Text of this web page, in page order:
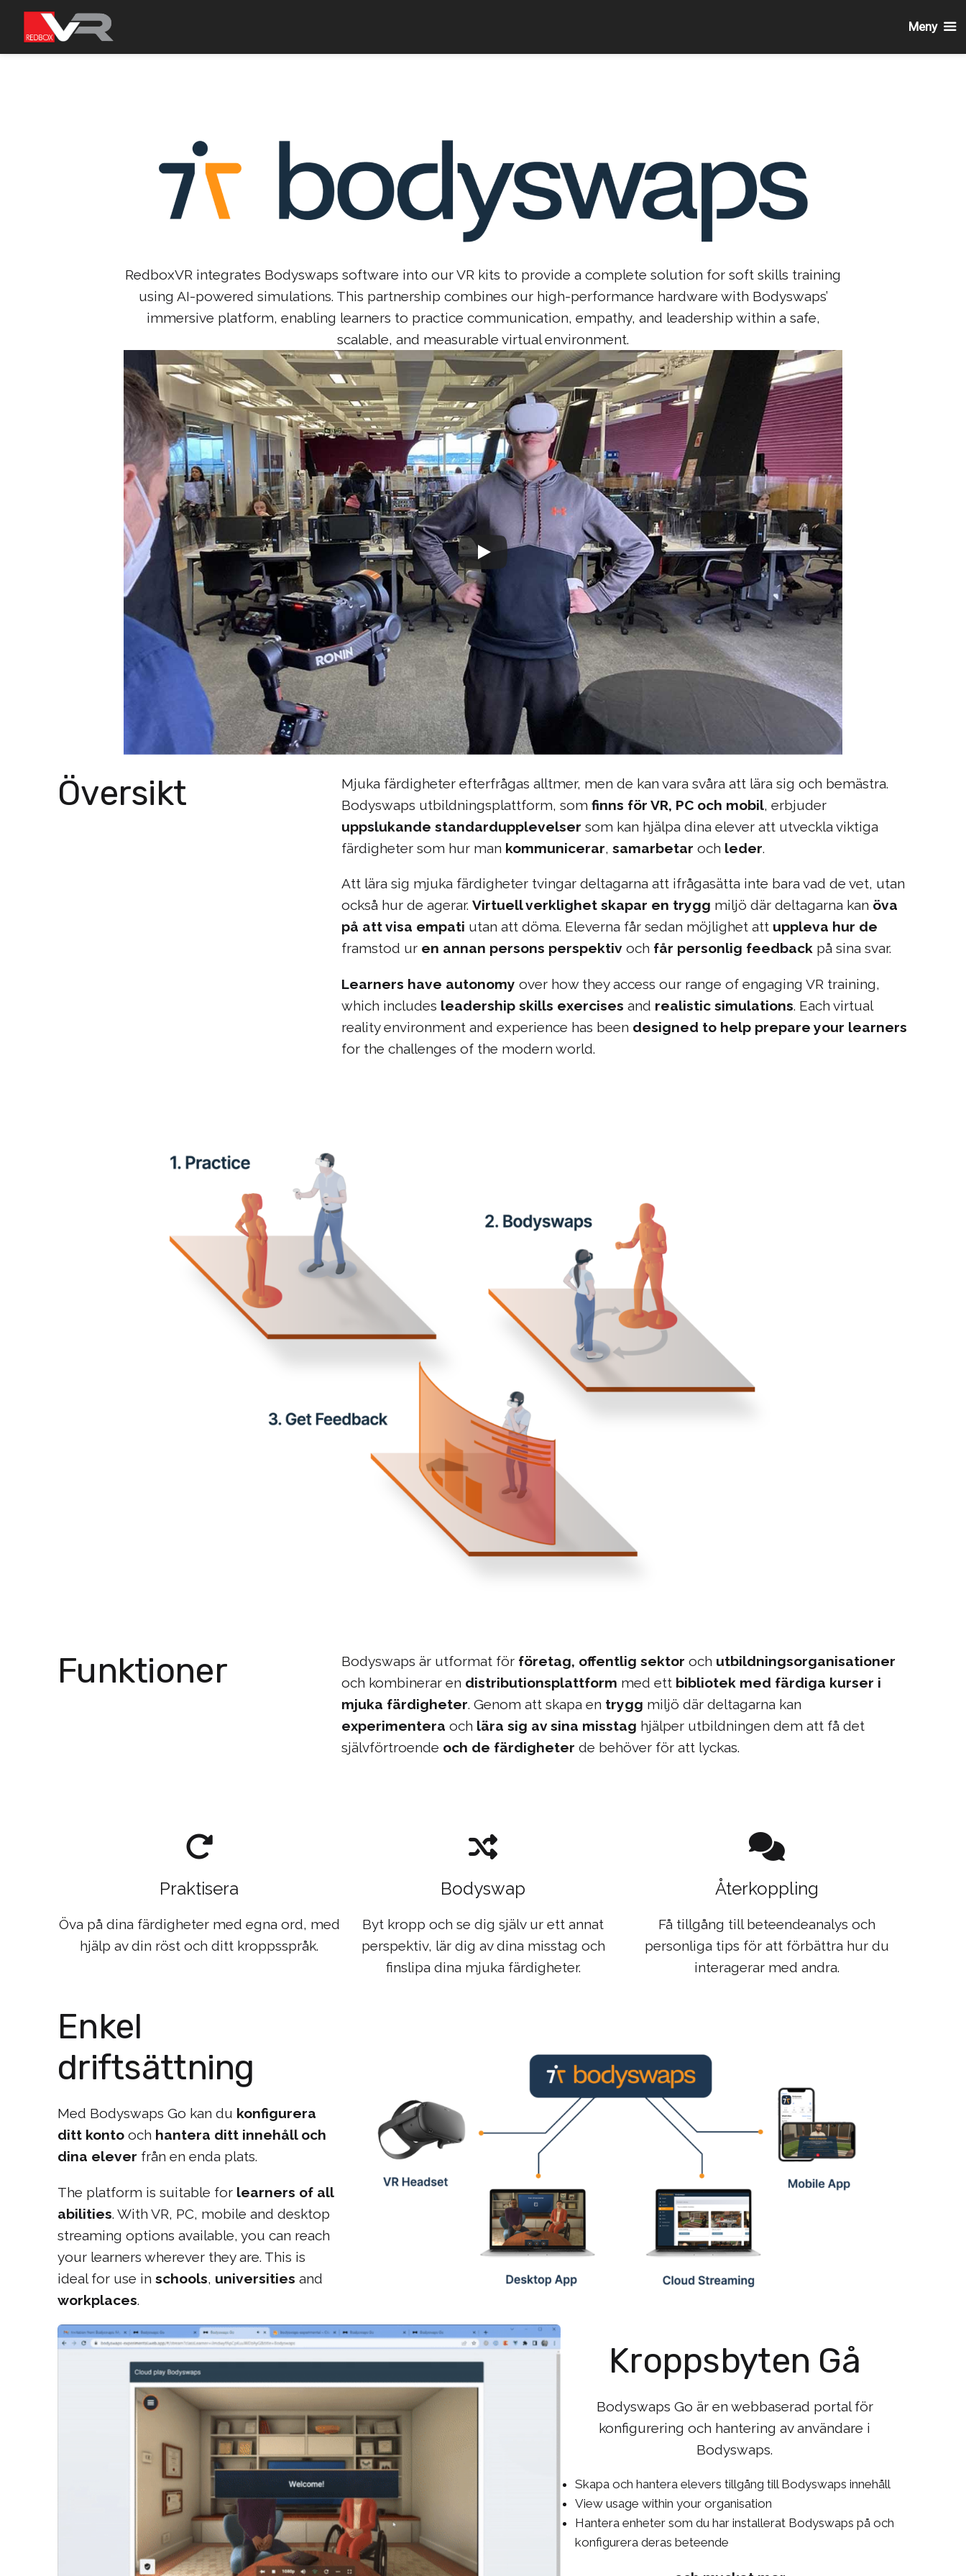
RedboxVR integrates Bodyswaps software into our VR kits to provide a complete solution for soft skills training
using AI-powered simulations. This partnership combines our high-performance hardware with Bodyswaps’
immersive platform, enabling learners to practice communication, empathy, and leadership within a safe,
scalable, and measurable virtual environment.
Översikt
Mjuka färdigheter efterfrågas alltmer, men de kan vara svåra att lära sig och bemästra.
Bodyswaps utbildningsplattform, som finns för VR, PC och mobil, erbjuder
uppslukande standardupplevelser som kan hjälpa dina elever att utveckla viktiga
färdigheter som hur man kommunicerar, samarbetar och leder.
Att lära sig mjuka färdigheter tvingar deltagarna att ifrågasätta inte bara vad de vet, utan
också hur de agerar. Virtuell verklighet skapar en trygg miljö där deltagarna kan öva
på att visa empati utan att döma. Eleverna får sedan möjlighet att uppleva hur de
framstod ur en annan persons perspektivoch får personlig feedback på sina svar.
Learners have autonomy over how they access our range of engaging VR training,
which includes leadership skills exercises and realistic simulations. Each virtual
reality environment and experience has been designed to help prepare your learners
for the challenges of the modern world.
Funktioner Bodyswaps är utformat för företag, offentlig sektor och utbildningsorganisationer
och kombinerar en distributionsplattform med ett bibliotek med färdiga kurser i
mjuka färdigheter. Genom att skapa en trygg miljö där deltagarna kan
experimentera och lära sig av sina misstag hjälper utbildningen dem att få det
självförtroende och de färdigheter de behöver för att lyckas.
Praktisera
Öva på dina färdigheter med egna ord, med
hjälp av din röst och ditt kroppsspråk.
Bodyswap
Byt kropp och se dig själv ur ett annat
perspektiv, lär dig av dina misstag och
finslipa dina mjuka färdigheter.
Återkoppling
Få tillgång till beteendeanalys och
personliga tips för att förbättra hur du
interagerar med andra.
Enkel
driftsättning
Med Bodyswaps Go kan du konfigurera
ditt konto och hantera ditt innehåll och
dina elever från en enda plats.
The platform is suitable for learners of all
abilities. With VR, PC, mobile and desktop
streaming options available, you can reach
your learners wherever they are. This is
ideal for use in schools, universities and
workplaces.
Kroppsbyten Gå
Bodyswaps Go är en webbaserad portal för
konfigurering och hantering av användare i
Bodyswaps.
Skapa och hantera elevers tillgång till Bodyswaps innehåll
View usage within your organisation
Hantera enheter som du har installerat Bodyswaps på och
konfigurera deras beteende
Meny